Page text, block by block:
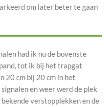
om later beter te gaan
had ik nu de bovenste
tot ik bij het trapgat
20 cm bij 20 cm in het
en weer werd de plek
verstopplekken en de